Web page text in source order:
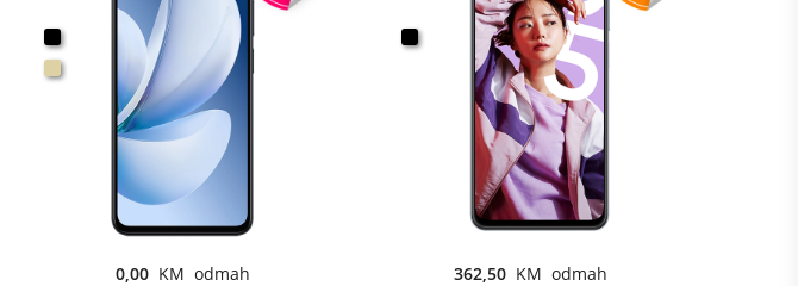
0,00 KM odmah
362,50 KM odmah